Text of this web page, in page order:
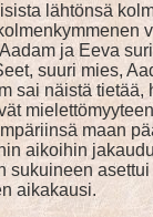
lähtönsä
ja Eeva
suuri mies,
näistä
maan
aikoihin
aikakausi.